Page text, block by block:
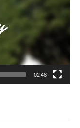
02:48